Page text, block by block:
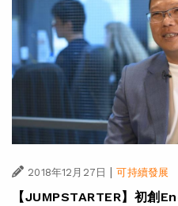
2018年12月27日 | 可持續發展
【JUMPSTARTER】初創